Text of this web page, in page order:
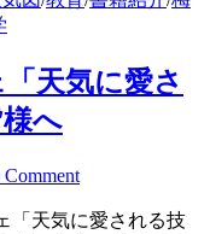
天気に愛さ
へ
Comment
「天気に愛される技